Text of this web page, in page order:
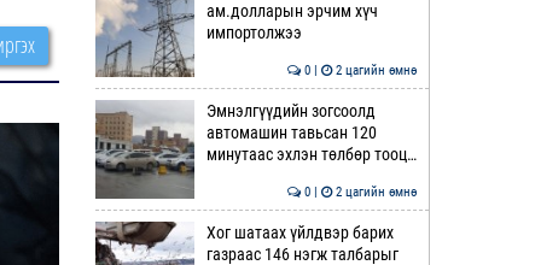
ам.долларын эрчим хүч
импортолжээ
0 | 2 цагийн өмнө
Эмнэлгүүдийн зогсоолд
автомашин тавьсан 120
минутаас эхлэн төлбөр тооц…
0 | 2 цагийн өмнө
Хог шатаах үйлдвэр барих
газраас 146 нэгж талбарыг